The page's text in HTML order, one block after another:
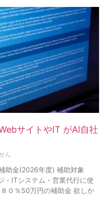
サイトやIT がAI自社
ん
助金(2026年度) 補助対象
ITシステム・営業代行に使
０％50万円の補助金 欲しか